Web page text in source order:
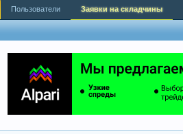
Пользователи Заявки на складчины